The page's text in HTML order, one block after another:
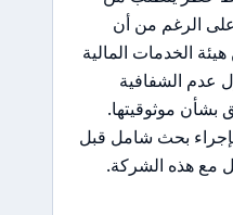
الرغم من أن
الخدمات المالية
عدم الشفافية
بشأن موثوقيتها.
بحث شامل قبل
مع هذه الشركة.